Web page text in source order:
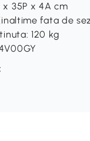
35P x 4A cm
fata de
120 kg